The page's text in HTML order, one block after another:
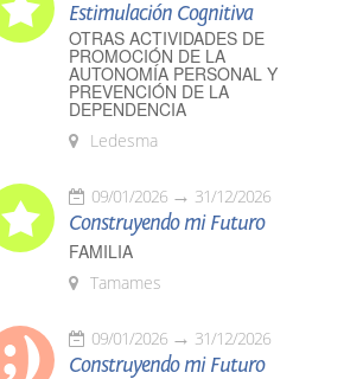
Estimulación Cognitiva
OTRAS ACTIVIDADES DE
PROMOCIÓN DE LA
AUTONOMÍA PERSONAL Y
PREVENCIÓN DE LA
DEPENDENCIA
Ledesma
09/01/2026 31/12/2026
Construyendo mi Futuro
FAMILIA
Tamames
09/01/2026 31/12/2026
Construyendo mi Futuro